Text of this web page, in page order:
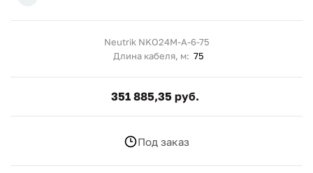
Neutrik NKO24M-A-6-75
Длина кабеля, м: 75
351 885,35 руб.
Под заказ